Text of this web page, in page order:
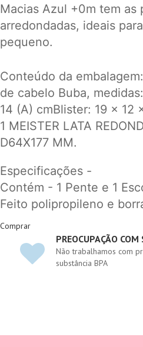
Macias Azul +0m tem as
arredondadas, ideais
pequeno.
Conteúdo da
de cabelo Buba,
14 (A) cmBlister: 19 x 12
1 MEISTER LATA
D64X177 MM.
Especificações -
Contém - 1 Pente e 1
Feito polipropileno e
Comprar
PREOCUPAÇÃO COM
Não trabalhamos com
substância BPA